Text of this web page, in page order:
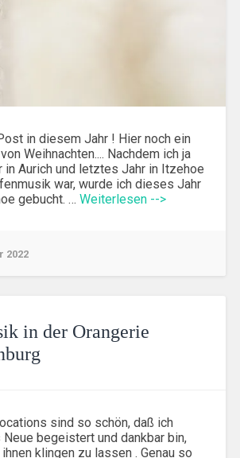
in diesem Jahr ! Hier noch ein
Weihnachten.... Nachdem ich ja
Aurich und letztes Jahr in Itzehoe
war, wurde ich dieses Jahr
gebucht. … Weiterlesen -->
2022
in der Orangerie
sind so schön, daß ich
begeistert und dankbar bin,
klingen zu lassen . Genau so